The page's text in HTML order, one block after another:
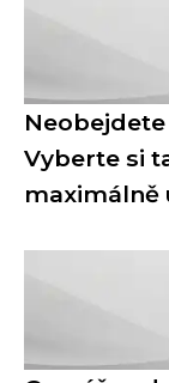
Vyberte si
maximálně